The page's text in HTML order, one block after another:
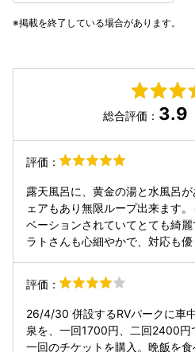
掲載を終了している場合があります。
総合評価： 3.9
評価：
露天風呂に、黄金の湯と水風呂
ェアもあり無限ループ出来ます
ベーションされていてとても綺
ラトさんも心細やかで、対応も
評価：
26/4/30 併設するRVパークに車
泉を、一回1700円、二回2400円
一回のチケットを購入。晩飯を